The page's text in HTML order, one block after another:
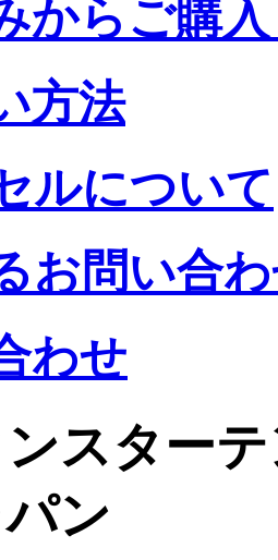
からご購
方法
ルについて
お問い合
わせ
ンスター
ン